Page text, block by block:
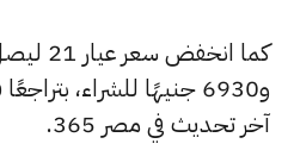
آخر تحديث في مصر 365.